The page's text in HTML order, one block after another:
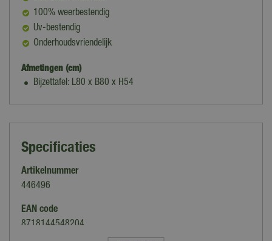
100% weerbestendig
Uv-bestendig
Onderhoudsvriendelijk
Afmetingen (cm)
Bijzettafel: L80 x B80 x H54
Specificaties
Artikelnummer
446496
EAN code
8718144548204